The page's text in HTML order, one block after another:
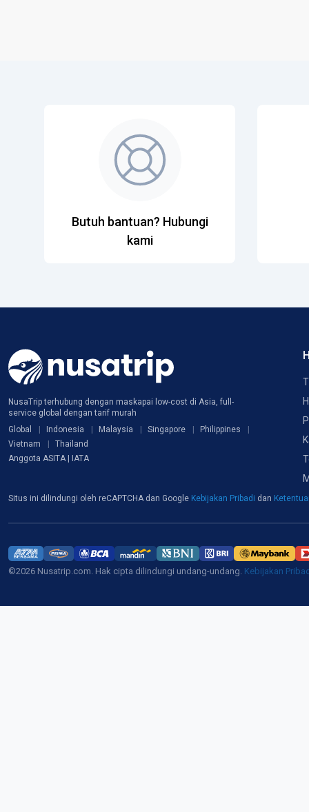
Butuh bantuan? Hubungi
kami
NusaTrip terhubung dengan maskapai low-cost di Asia, full-
service global dengan tarif murah
Global
Indonesia Malaysia Singapore
Philippines
Vietnam
Thailand
Anggota ASITA | IATA
Situs ini dilindungi oleh reCAPTCHA dan Google Kebijakan Pribadi dan
©2026 Nusatrip.com. Hak cipta dilindungi undang-undang. Kebijakan